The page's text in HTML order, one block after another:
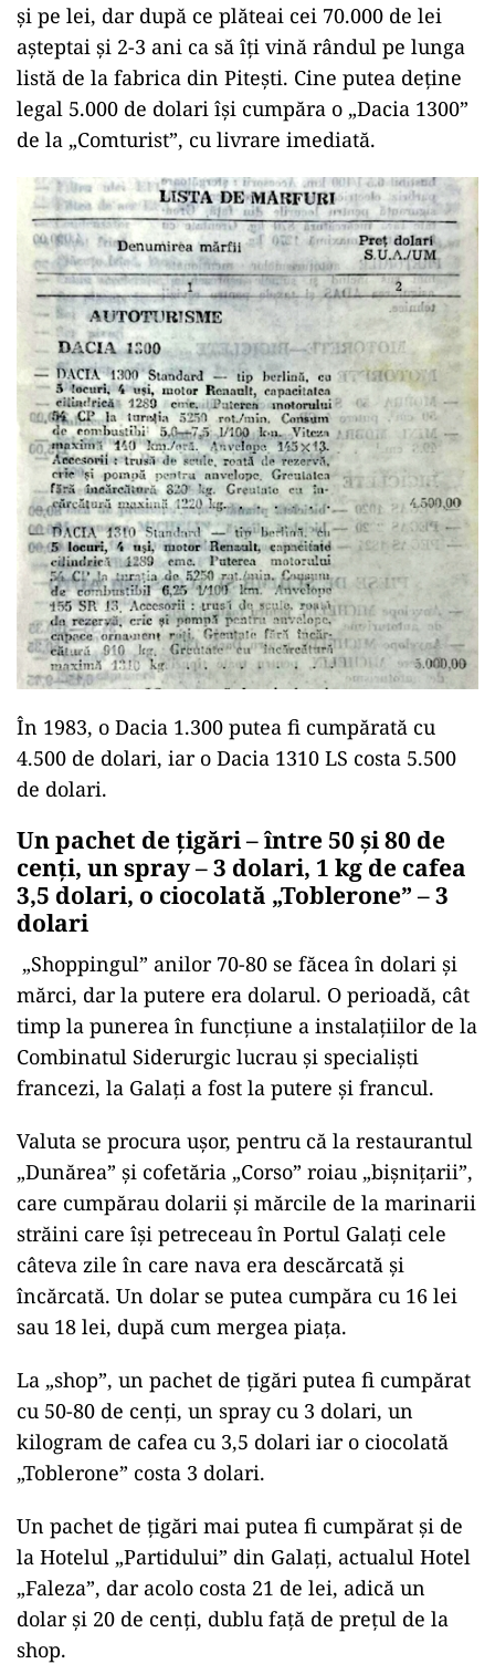
și pe lei, dar după ce plăteai cei 70.000 de lei
așteptai și 2-3 ani ca să îți vină rândul pe lunga
listă de la fabrica din Pitești. Cine putea deține
legal 5.000 de dolari își cumpăra o „Dacia 1300”
de la „Comturist”, cu livrare imediată.
În 1983, o Dacia 1.300 putea fi cumpărată cu
4.500 de dolari, iar o Dacia 1310 LS costa 5.500
de dolari.
Un pachet de ţigări – între 50 și 80 de
cenţi, un spray – 3 dolari, 1 kg de cafea
3,5 dolari, o ciocolată „Toblerone” – 3
dolari
„Shoppingul” anilor 70-80 se făcea în dolari şi
mărci, dar la putere era dolarul. O perioadă, cât
timp la punerea în funcţiune a instalaţiilor de la
Combinatul Siderurgic lucrau şi specialişti
francezi, la Galaţi a fost la putere şi francul.
Valuta se procura uşor, pentru că la restaurantul
„Dunărea” şi cofetăria „Corso” roiau „bişniţarii”,
care cumpărau dolarii şi mărcile de la marinarii
străini care își petreceau în Portul Galați cele
câteva zile în care nava era descărcată și
încărcată. Un dolar se putea cumpăra cu 16 lei
sau 18 lei, după cum mergea piaţa.
La „shop”, un pachet de ţigări putea fi cumpărat
cu 50-80 de cenţi, un spray cu 3 dolari, un
kilogram de cafea cu 3,5 dolari iar o ciocolată
„Toblerone” costa 3 dolari.
Un pachet de ţigări mai putea fi cumpărat şi de
la Hotelul „Partidului” din Galați, actualul Hotel
„Faleza”, dar acolo costa 21 de lei, adică un
dolar şi 20 de cenţi, dublu faţă de preţul de la
shop.